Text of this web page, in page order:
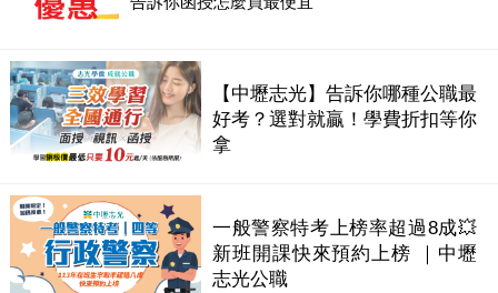
【中壢志光】告訴你哪種公職最
好考？選對就贏！學費折扣等你
拿
一般警察特考上榜率超過8成💥
新班開課快來預約上榜 ｜中壢
志光公職